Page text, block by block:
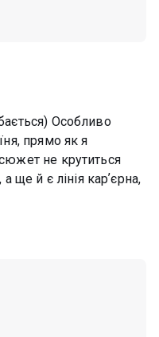
Особливо
прямо як я
не крутиться
ще й є лінія карʼєрна,